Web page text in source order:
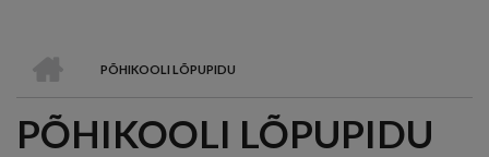
LEIVAPURU
PÕHIKOOLI LÕPUPIDU
PÕHIKOOLI LÕPUPIDU